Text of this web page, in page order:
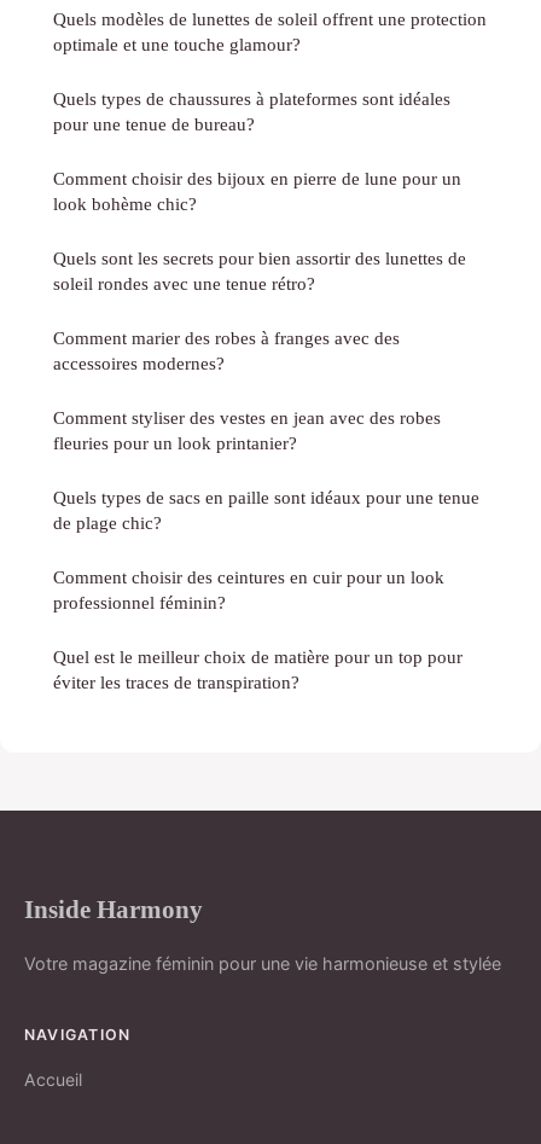
Quels modèles de lunettes de soleil offrent une protection
optimale et une touche glamour?
Quels types de chaussures à plateformes sont idéales
pour une tenue de bureau?
Comment choisir des bijoux en pierre de lune pour un
look bohème chic?
Quels sont les secrets pour bien assortir des lunettes de
soleil rondes avec une tenue rétro?
Comment marier des robes à franges avec des
accessoires modernes?
Comment styliser des vestes en jean avec des robes
fleuries pour un look printanier?
Quels types de sacs en paille sont idéaux pour une tenue
de plage chic?
Comment choisir des ceintures en cuir pour un look
professionnel féminin?
Quel est le meilleur choix de matière pour un top pour
éviter les traces de transpiration?
Inside Harmony
Votre magazine féminin pour une vie harmonieuse et stylée
NAVIGATION
Accueil